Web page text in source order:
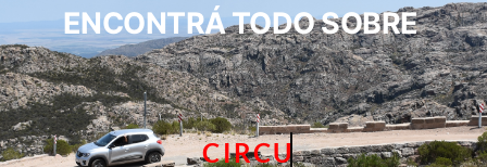
ENCONTRÁ TODO SOBRE
CIRCUITOS